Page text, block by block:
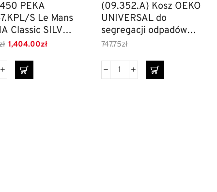
PEKA
S Le Mans
Classic SILVER
Lewa
1,404.00zł
(09.352.A) Kosz OEKO
UNIVERSAL do
segregacji odpadów
3X17l
747.75zł